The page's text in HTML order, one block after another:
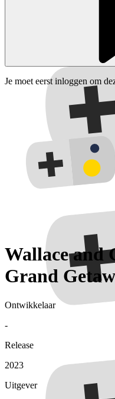
Je moet eerst inloggen om
Wallace and
Grand
Ontwikkelaar
-
Release
2023
Uitgever